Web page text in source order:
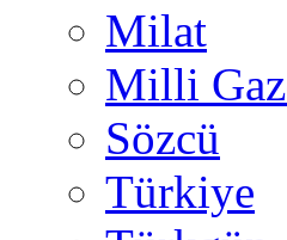
Milat
Milli
Sözcü
Türkiye